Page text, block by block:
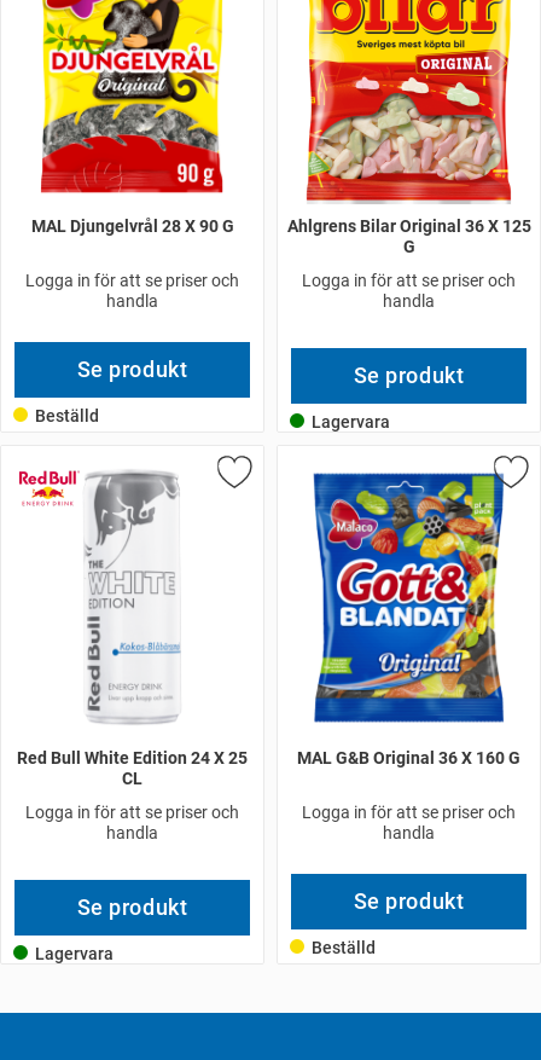
MAL Djungelvrål 28 X 90 G
Logga in för att se priser och
handla
Se produkt
Beställd
Ahlgrens Bilar Original 36 X 125
G
Logga in för att se priser och
handla
Se produkt
Lagervara
Red Bull White Edition 24 X 25
CL
Logga in för att se priser och
handla
Se produkt
Lagervara
MAL G&B Original 36 X 160 G
Logga in för att se priser och
handla
Se produkt
Beställd